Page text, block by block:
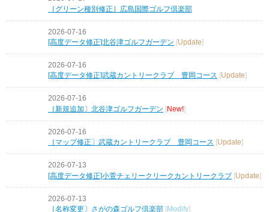
［グリーン種別修正］広島国際ゴルフ倶楽部
2026-07-16
[高度データ修正]北谷津ゴルフガーデン [Update]
2026-07-16
[高度データ修正]武蔵カントリークラブ 豊岡コース
Update
2026-07-16
［新規追加〕北谷津ゴルフガーデン [New!]
2026-07-16
［マップ修正〕武蔵カントリークラブ 豊岡コース
Update
2026-07-13
[高度データ修正]小萱チェリークリークカントリークラブ [Update]
2026-07-13
［名称変更〕さがの森ゴルフ倶楽部
Modify